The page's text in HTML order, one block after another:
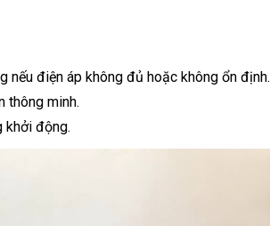
nếu điện áp không đủ hoặc không ổn định.
thông minh.
khởi động.